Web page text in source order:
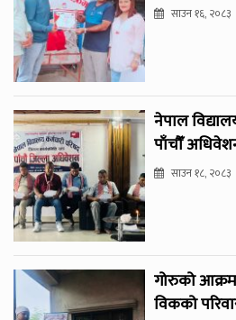
साउन १६, २०८३
नेपाल
पाँचौँ
साउन १८, २०८३
गोरुको
विकको